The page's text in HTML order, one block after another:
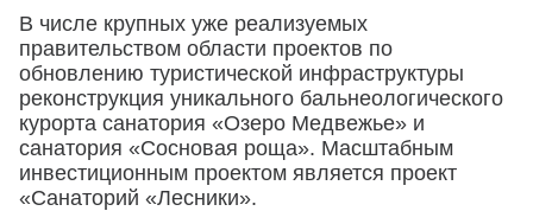
В числе крупных уже реализуемых
правительством области проектов по
обновлению туристической инфраструктуры
реконструкция уникального бальнеологического
курорта санатория «Озеро Медвежье» и
санатория «Сосновая роща». Масштабным
инвестиционным проектом является проект
«Санаторий «Лесники».